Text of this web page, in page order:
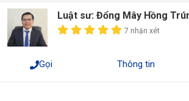
Luật sư: Đổng Mây Hồng
7 nhận xét
Gọi Thông tin